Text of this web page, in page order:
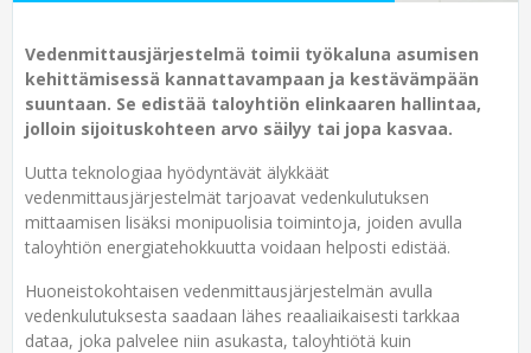
Vedenmittausjärjestelmä toimii työkaluna asumisen
kehittämisessä kannattavampaan ja kestävämpään
suuntaan. Se edistää taloyhtiön elinkaaren hallintaa,
jolloin sijoituskohteen arvo säilyy tai jopa kasvaa.
Uutta teknologiaa hyödyntävät älykkäät
vedenmittausjärjestelmät tarjoavat vedenkulutuksen
mittaamisen lisäksi monipuolisia toimintoja, joiden avulla
taloyhtiön energiatehokkuutta voidaan helposti edistää.
Huoneistokohtaisen vedenmittausjärjestelmän avulla
vedenkulutuksesta saadaan lähes reaaliaikaisesti tarkkaa
dataa, joka palvelee niin asukasta, taloyhtiötä kuin